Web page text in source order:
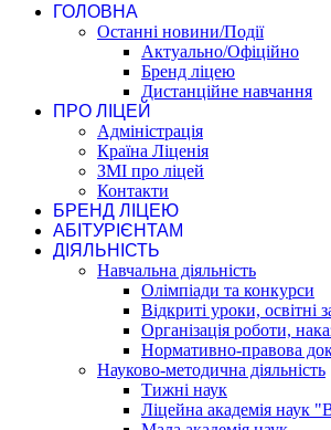
ГОЛОВНА
Останні новини/Події
Актуально/Офіційно
Бренд ліцею
Дистанційне навчання
ПРО ЛІЦЕЙ
Адміністрація
Країна Ліценія
ЗМІ про ліцей
Контакти
БРЕНД ЛІЦЕЮ
АБІТУРІЄНТАМ
ДІЯЛЬНІСТЬ
Навчальна діяльність
Олімпіади та конкурси
Відкриті уроки, освітні
Організація роботи,
Нормативно-правова
Науково-методична діяльність
Тижні наук
Ліцейна академія наук